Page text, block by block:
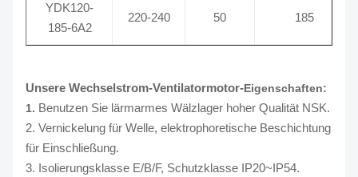
YDK120-
185-6A2
220-240 50 185
Unsere Wechselstrom-Ventilatormotor-Eigenschaften:
1. Benutzen Sie lärmarmes Wälzlager hoher Qualität NSK.
2. Vernickelung für Welle, elektrophoretische Beschichtung
für Einschließung.
3. Isolierungsklasse E/B/F, Schutzklasse IP20~IP54.